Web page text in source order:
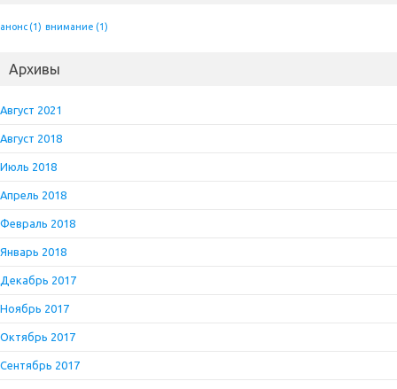
анонс (1) внимание (1)
Архивы
Август 2021
Август 2018
Июль 2018
Апрель 2018
Февраль 2018
Январь 2018
Декабрь 2017
Ноябрь 2017
Октябрь 2017
Сентябрь 2017